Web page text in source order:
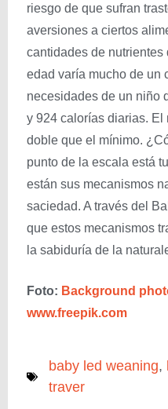
riesgo de que sufran
aversiones a ciertos
cantidades de
edad varía mucho de un
necesidades de un niño
y 924 calorías diarias. El
doble que el mínimo.
punto de la escala está
están sus mecanismos
saciedad. A través del
que estos mecanismos
la sabiduría de la
Foto: Background
www.freepik.com
baby led weaning,
traver